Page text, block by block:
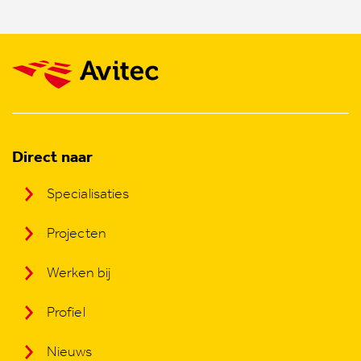
Direct naar
Specialisaties
Projecten
Werken bij
Profiel
Nieuws